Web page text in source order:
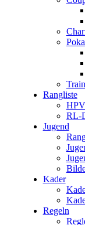
Rangliste
RL-
Jugend
Kader
Regeln